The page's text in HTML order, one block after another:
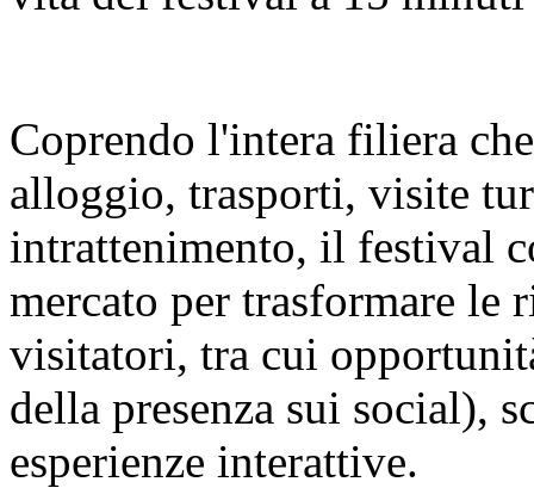
Coprendo l'intera filiera
alloggio, trasporti, visite
intrattenimento, il festival
mercato per trasformare le
visitatori, tra cui
della presenza sui social),
esperienze interattive.